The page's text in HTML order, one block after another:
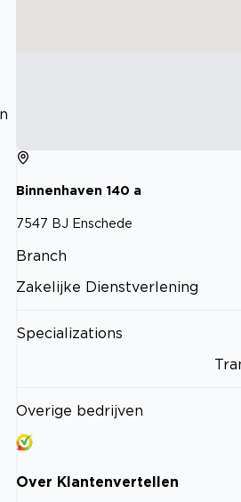
Binnenhaven 140 a
7547 BJ Enschede
Branch
Zakelijke Dienstverlening
Specializations
Overige bedrijven
Over Klantenvertellen